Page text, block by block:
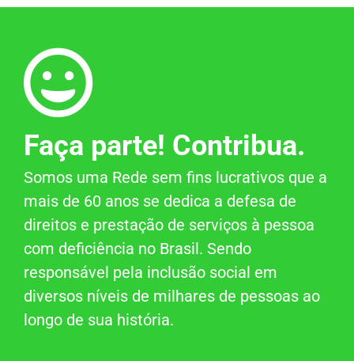
Faça parte! Contribua.
Somos uma Rede sem fins lucrativos que a
mais de 60 anos se dedica a defesa de
direitos e prestação de serviços à pessoa
com deficiência no Brasil. Sendo
responsável pela inclusão social em
diversos níveis de milhares de pessoas ao
longo de sua história.